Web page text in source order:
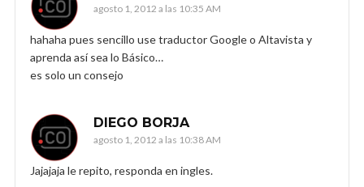
agosto 1, 2012 a las 10:35 AM
hahaha pues sencillo use traductor Google o Altavista y
aprenda así sea lo Básico…
es solo un consejo
DIEGO BORJA
agosto 1, 2012 a las 10:38 AM
Jajajaja le repito, responda en ingles.